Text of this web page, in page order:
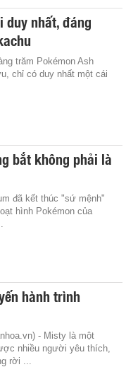
duy nhất, đáng
trăm Pokémon Ash
chỉ có duy nhất một cái
bắt không phải là
đã kết thúc "sứ mệnh"
hình Pokémon của
hành trình
- Misty là một
nhiều người yêu thích,
rời ...